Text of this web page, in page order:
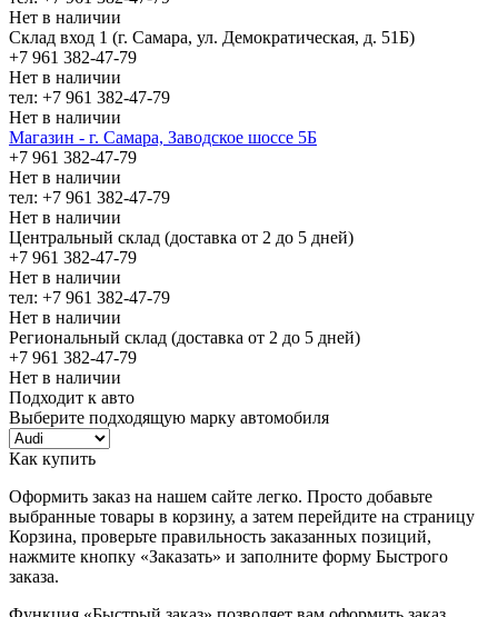
Нет в наличии
Склад вход 1 (г. Самара, ул. Демократическая, д. 51Б)
+7 961 382-47-79
Нет в наличии
тел: +7 961 382-47-79
Нет в наличии
Магазин - г. Самара, Заводское шоссе 5Б
+7 961 382-47-79
Нет в наличии
тел: +7 961 382-47-79
Нет в наличии
Центральный склад (доставка от 2 до 5 дней)
+7 961 382-47-79
Нет в наличии
тел: +7 961 382-47-79
Нет в наличии
Региональный склад (доставка от 2 до 5 дней)
+7 961 382-47-79
Нет в наличии
Подходит к авто
Выберите подходящую марку автомобиля
Как купить
Оформить заказ на нашем сайте легко. Просто добавьте
выбранные товары в корзину, а затем перейдите на страницу
Корзина, проверьте правильность заказанных позиций,
нажмите кнопку «Заказать» и заполните форму Быстрого
заказа.